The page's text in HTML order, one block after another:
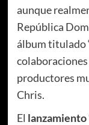
aunque
República
álbum titulado
productores
Chris.
El lanzamiento